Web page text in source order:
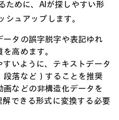
ために、AIが探しやすい形
ュアップします。
ータの誤字脱字や表記ゆれ
高めます。
すいように、テキストデータ
段落など）することを推奨
画などの非構造化データを
できる形式に変換する必要